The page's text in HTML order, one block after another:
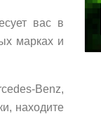
вас в
марках и
Benz,
находите